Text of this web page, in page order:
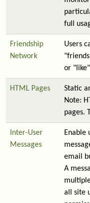
full
Friendship
Network
Users
or
HTML Pages
Static
Note:
pages.
Inter-User
Messages
Enable
email
A
all site